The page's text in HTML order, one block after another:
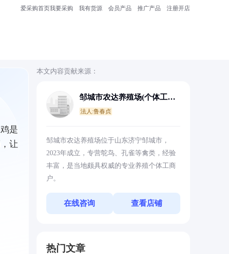
爱采购首页我要采购 我有货源 会员产品 推广产品 注册开店
是
让
本文内容贡献来源：
邹城市农达养殖场(个体工商
法人:鲁春贞
邹城市农达养殖场位于山东济宁邹城市，
2023年成立，专营鸵鸟、孔雀等禽类，经验
丰富，是当地颇具权威的专业养殖个体工商
户。
在线咨询 查看店铺
热门文章